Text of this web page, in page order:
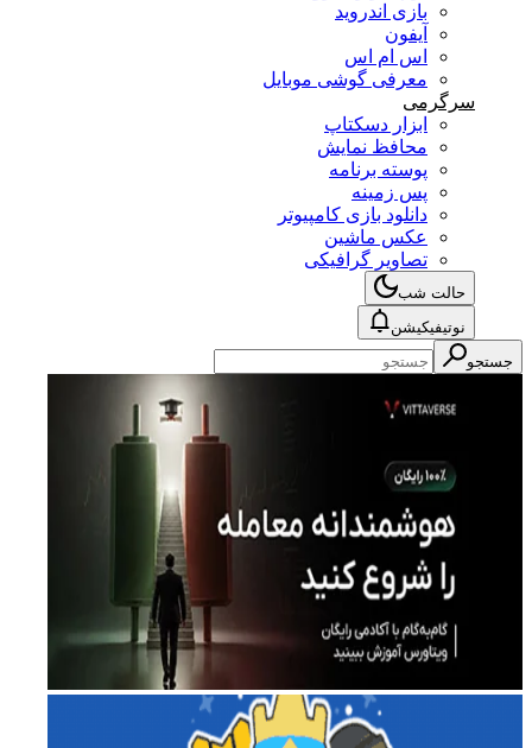
بازی اندروید
آیفون
اس ام اس
معرفی گوشی موبایل
سرگرمی
ابزار دسکتاپ
محافظ نمایش
پوسته برنامه
پس زمینه
دانلود بازی کامپیوتر
عکس ماشین
تصاویر گرافیکی
حالت شب
نوتیفیکیشن
جستجو